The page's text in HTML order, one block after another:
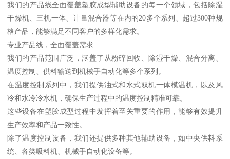
我们的产品线全面覆盖塑胶成型辅助设备的每一个领域，包括除湿
干燥机、三机一体、计量混合器等在内的20多个系列、超过300种规
格产品，能够满足不同客户的多样化需求。
专业产品线，全面覆盖需求
我们的产品范围广泛，涵盖了从粉碎回收、除湿干燥、混合分离、
温度控制、供料输送到机械手自动化等多个系列。
在温度控制系列中，我们提供油式和水式双机一体模温机，以及风
冷和水冷冷水机，确保生产过程中的温度控制精准可靠。
这些设备在塑胶成型过程中发挥着至关重要的作用，能够有效提升
生产效率和产品一致性。
除了温度控制设备，我们还提供多种其他辅助设备，如中央供料系
统、各类吸料机、机械手自动化设备等。